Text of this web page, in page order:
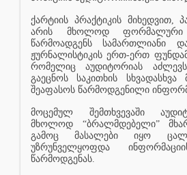
ქარტიის პრაქტიკის მიხედვით,
არის მხოლოდ ფორმალური
წარმოადგენს სამართლიანი
ჟურნალისტიკის ერთ-ერთ
რომელიც აუდიტორიას აძლევს
გაეცნოს საკითხის
შეაფასოს წარმოდგენილი
მოცემულ შემთხვევაში
მხოლოდ “ბრალმდებელი”
გამოც მასალები იყო
უზრუნველყოფდა
წარმოდგენას.